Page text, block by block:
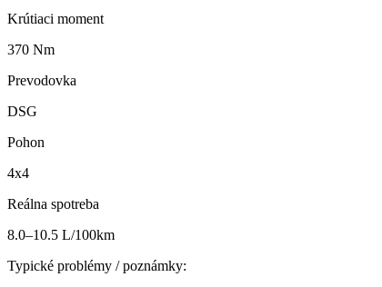
Krútiaci moment
370 Nm
Prevodovka
DSG
Pohon
4x4
Reálna spotreba
8.0–10.5 L/100km
Typické problémy / poznámky: